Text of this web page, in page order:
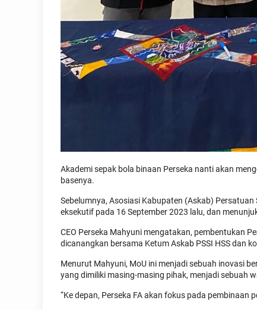
Akademi sepak bola binaan Perseka nanti akan
basenya.
Sebelumnya, Asosiasi Kabupaten (Askab)
eksekutif pada 16 September 2023 lalu, dan
CEO Perseka Mahyuni mengatakan, pembentukan
dicanangkan bersama Ketum Askab PSSI HSS dan
Menurut Mahyuni, MoU ini menjadi sebuah inovasi
yang dimiliki masing-masing pihak, menjadi sebuah
“Ke depan, Perseka FA akan fokus pada pembinaan